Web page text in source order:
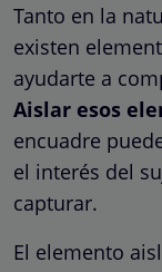
Tanto en la
existen
ayudarte a
Aislar esos
encuadre
el interés del
capturar.
El elemento